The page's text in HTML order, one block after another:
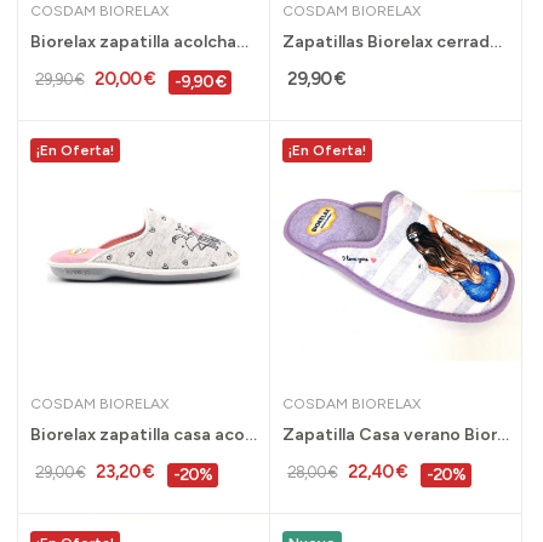
COSDAM BIORELAX
Biorelax zapatilla acolchada mujer talla 36...
29,90 € 20,00 € -9,90 €
COSDAM BIORELAX
Zapatillas Biorelax cerrada con velcro para...
29,90 €
¡En Oferta!
COSDAM BIORELAX
Biorelax zapatilla casa acolchada mujer verano...
29,00 € 23,20 € -20%
¡En Oferta!
COSDAM BIORELAX
Zapatilla Casa verano Biorelax chica lavanda...
28,00 € 22,40 € -20%